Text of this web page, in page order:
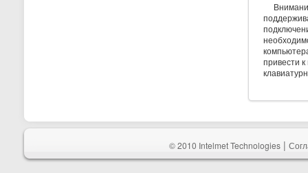
привести
© 2010 Intelmet Technologies |